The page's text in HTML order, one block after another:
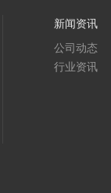
新闻资讯
公司动态
行业资讯